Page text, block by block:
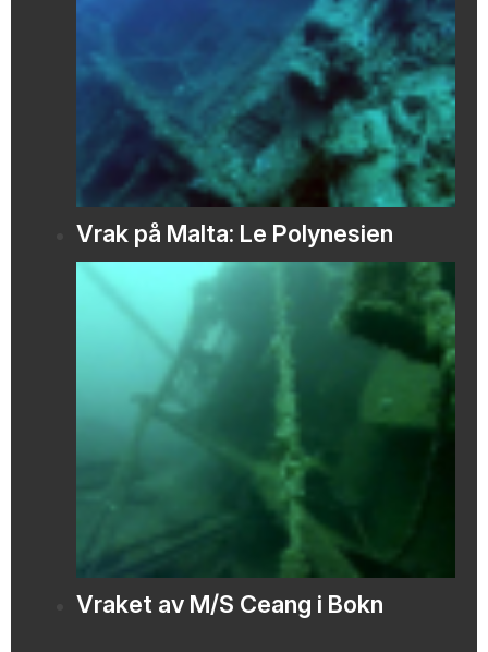
Vrak på Malta: Le Polynesien
Vraket av M/S Ceang i Bokn